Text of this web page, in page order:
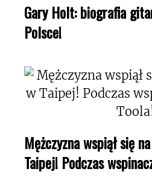
Gary Holt: biografia
Polsce!
Mężczyzna wspiął się
Taipej! Podczas